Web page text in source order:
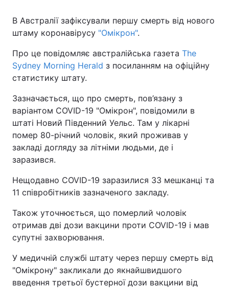
В Австралії зафіксували першу смерть від нового
штаму коронавірусу "Омікрон".
Про це повідомляє австралійська газета The
Sydney Morning Herald з посиланням на офіційну
статистику штату.
Зазначається, що про смерть, пов’язану з
варіантом COVID-19 "Омікрон", повідомили в
штаті Новий Південний Уельс. Там у лікарні
помер 80-річний чоловік, який проживав у
закладі догляду за літніми людьми, де і
заразився.
Нещодавно COVID-19 заразилися 33 мешканці та
11 співробітників зазначеного закладу.
Також уточнюється, що померлий чоловік
отримав дві дози вакцини проти COVID-19 і мав
супутні захворювання.
У медичній службі штату через першу смерть від
"Омікрону" закликали до якнайшвидшого
введення третьої бустерної дози вакцини від